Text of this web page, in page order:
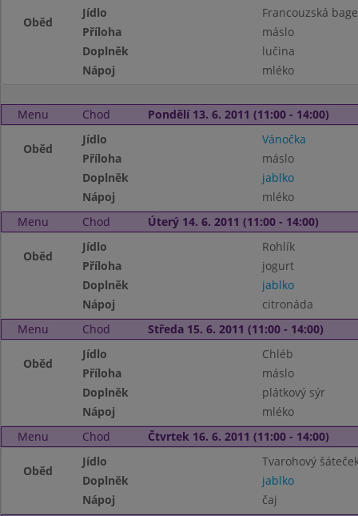
Oběd
Jídlo
Francouzská
Příloha
máslo
Doplněk
lučina
Nápoj
mléko
Menu Chod Pondělí 13. 6. 2011 (11:00 - 14:00)
Oběd
Jídlo
Vánočka
Příloha
máslo
Doplněk
jablko
Nápoj
mléko
Menu
Chod Úterý 14. 6. 2011 (11:00 - 14:00)
Oběd
Jídlo
Rohlík
Příloha
jogurt
Doplněk
jablko
Nápoj
citronáda
Menu
Chod Středa 15. 6. 2011 (11:00 - 14:00)
Oběd
Jídlo
Chléb
Příloha
máslo
Doplněk
plátkový sýr
Nápoj
mléko
Menu
Chod Čtvrtek 16. 6. 2011 (11:00 - 14:00)
Oběd
Jídlo
Tvarohový
Doplněk
jablko
Nápoj
čaj